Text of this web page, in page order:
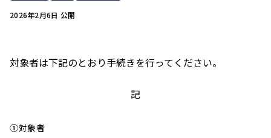
2026年2月6日 公開
対象者は下記のとおり手続きを行ってください。
記
①対象者